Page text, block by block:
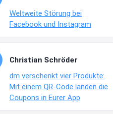
Weltweite Störung bei
Facebook und Instagram
Christian Schröder
dm verschenkt vier Produkte:
Mit einem QR-Code landen die
Coupons in Eurer App
↩
www.meineapotheke.de/
2:19
↩
Joachim